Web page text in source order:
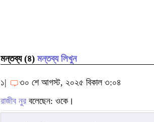
মন্তব্য (৪) মন্তব্য লিখুন
১|
৩০ শে আগস্ট, ২০২৫ বিকাল ৩:০৪
রাজীব নুর বলেছেন: ওকে।